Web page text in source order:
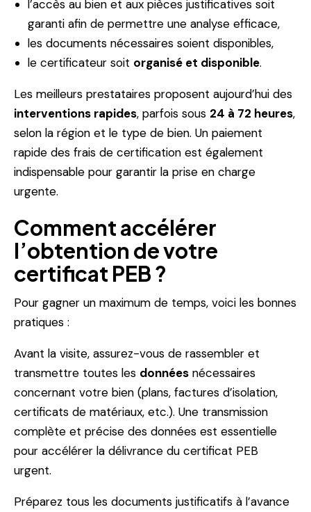
l’accès au bien et aux pièces justificatives soit
garanti afin de permettre une analyse efficace,
les documents nécessaires soient disponibles,
le certificateur soit organisé et disponible.
Les meilleurs prestataires proposent aujourd’hui des
interventions rapides, parfois sous 24 à 72 heures,
selon la région et le type de bien. Un paiement
rapide des frais de certification est également
indispensable pour garantir la prise en charge
urgente.
Comment accélérer
l’obtention de votre
certificat PEB ?
Pour gagner un maximum de temps, voici les bonnes
pratiques :
Avant la visite, assurez-vous de rassembler et
transmettre toutes les données nécessaires
concernant votre bien (plans, factures d’isolation,
certificats de matériaux, etc.). Une transmission
complète et précise des données est essentielle
pour accélérer la délivrance du certificat PEB
urgent.
Préparez tous les documents justificatifs à l’avance